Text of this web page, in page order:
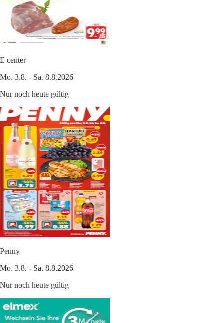
E center
Mo. 3.8. - Sa. 8.8.2026
Nur noch heute gültig
Penny
Mo. 3.8. - Sa. 8.8.2026
Nur noch heute gültig